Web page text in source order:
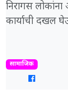
निरागस
कार्याची दखल
सामाजिक